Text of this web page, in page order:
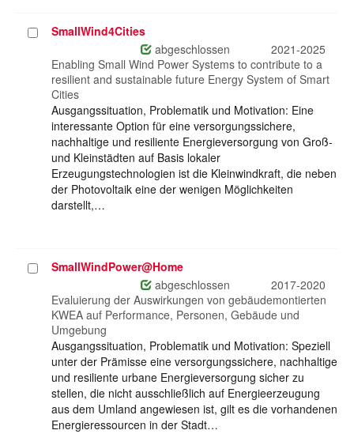
ProjektSmallWind4Cities
abgeschlossen
2021-2025
Enabling Small Wind Power Systems to contribute to a
resilient and sustainable future Energy System of Smart
Cities
Ausgangssituation, Problematik und Motivation: Eine
interessante Option für eine versorgungssichere,
nachhaltige und resiliente Energieversorgung von Groß-
und Kleinstädten auf Basis lokaler
Erzeugungstechnologien ist die Kleinwindkraft, die neben
der Photovoltaik eine der wenigen Möglichkeiten
darstellt,…
ProjektSmallWindPower@Home
abgeschlossen
2017-2020
Evaluierung der Auswirkungen von gebäudemontierten
KWEA auf Performance, Personen, Gebäude und
Umgebung
Ausgangssituation, Problematik und Motivation: Speziell
unter der Prämisse eine versorgungssichere, nachhaltige
und resiliente urbane Energieversorgung sicher zu
stellen, die nicht ausschließlich auf Energieerzeugung
aus dem Umland angewiesen ist, gilt es die vorhandenen
Energieressourcen in der Stadt…